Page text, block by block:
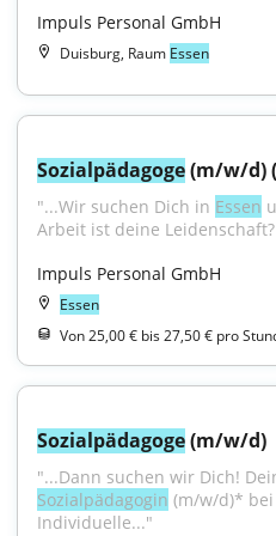
Impuls Personal GmbH
Duisburg, Raum Essen
Sozialpädagoge (m/w/d)
"...Wir suchen Dich in Essen
Arbeit ist deine
Impuls Personal GmbH
Essen
Von 25,00 € bis 27,50 € pro
Sozialpädagoge (m/w/d)
Sozialpädagogin (m/w/d)*
Individuelle..."